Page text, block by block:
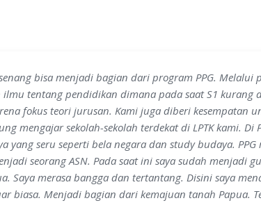
bisa menjadi bagian dari program PPG. Melalui
tentang pendidikan dimana pada saat S1 kurang
fokus teori jurusan. Kami juga diberi kesempatan
mengajar sekolah-sekolah terdekat di LPTK kami. Di
yang seru seperti bela negara dan study budaya.
seorang ASN. Pada saat ini saya sudah menjadi
Saya merasa bangga dan tertantang. Disini saya
biasa. Menjadi bagian dari kemajuan tanah Papua.